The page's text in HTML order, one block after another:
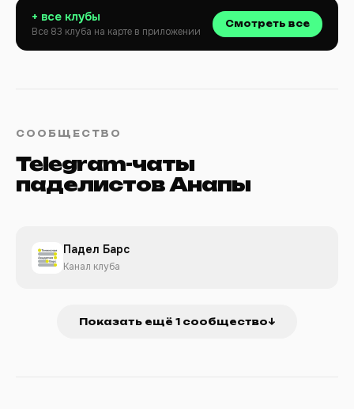
+ все клубы
Все 83 клуба на карте в приложении
Смотреть все
СООБЩЕСТВО
Telegram-чаты
паделистов Анапы
Падел Барс
Канал клуба
Показать ещё 1 сообщество↓